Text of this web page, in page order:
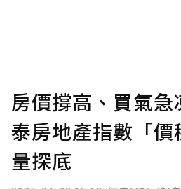
房價撐高、買氣
泰房地產指數「價
量探底